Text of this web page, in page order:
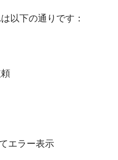
以下の通りです：
エラー表示